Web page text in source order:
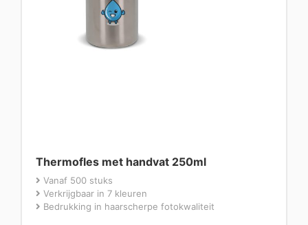
Thermofles met handvat 250ml
Vanaf 500 stuks
Verkrijgbaar in 7 kleuren
Bedrukking in haarscherpe fotokwaliteit